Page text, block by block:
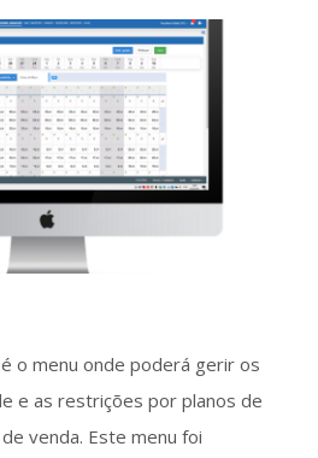
é o menu onde poderá gerir os
e as restrições por planos de
venda. Este menu foi